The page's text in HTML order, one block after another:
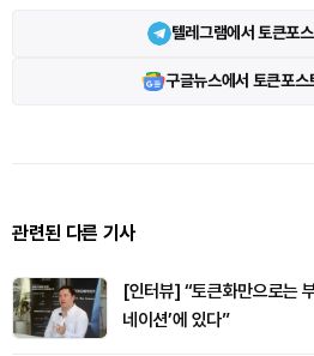
텔레그램에서 토큰포
구글뉴스에서 토큰포스
관련된 다른 기사
[인터뷰] “토큰화만으로는
네이션’에 있다”